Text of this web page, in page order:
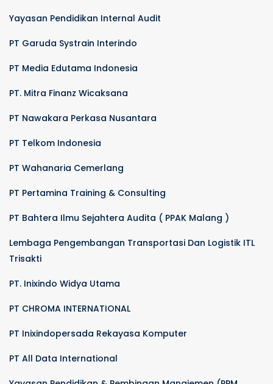
Yayasan Pendidikan Internal Audit
PT Garuda Systrain Interindo
PT Media Edutama Indonesia
PT. Mitra Finanz Wicaksana
PT Nawakara Perkasa Nusantara
PT Telkom Indonesia
PT Wahanaria Cemerlang
PT Pertamina Training & Consulting
PT Bahtera Ilmu Sejahtera Audita ( PPAK Malang )
Lembaga Pengembangan Transportasi Dan Logistik ITL
Trisakti
PT. Inixindo Widya Utama
PT CHROMA INTERNATIONAL
PT Inixindopersada Rekayasa Komputer
PT All Data International